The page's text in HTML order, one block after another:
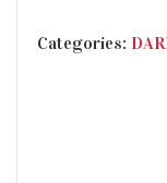
CATEGORIES
Categories: